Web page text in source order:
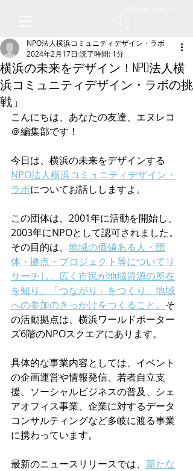
横浜の未来をデザイン！NPO法人横
浜コミュニティデザイン・ラボの挑
戦」
NPO法人横浜コミュニティデザイン・ラボ
2024年2月17日 読了時間: 1分
こんにちは、あなたの友達、エヌレコ
＠編集部です！
今日は、横浜の未来をデザインする
NPO法人横浜コミュニティデザイン・
ラボについてお話ししますよ。
この団体は、2001年に活動を開始し、
2003年にNPOとして認可されました。
その目的は、 地域の価値ある人・団
体・拠点・プロジェクト等についてリ
サーチし、広く市民が地域資源の所在
を知り、「つながり」をつくり、地域
への参加のきっかけをつくること。 そ
の活動拠点は、横浜ワールドポーター
ズ6階のNPOスクエアにあります。
具体的な事業内容としては、イベント
の企画運営や情報発信、若者自立支
援、ソーシャルビジネスの普及、シェ
アオフィス事業、企業に対するデータ
コンサルティングなど多岐に渡る事業
に携わっています。
最新のニュースリリースでは、 新たな